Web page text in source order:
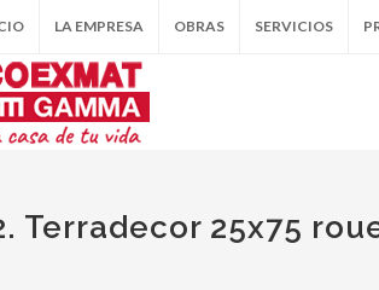
LA EMPRESA OBRAS SERVICIOS
Terradecor 25x75